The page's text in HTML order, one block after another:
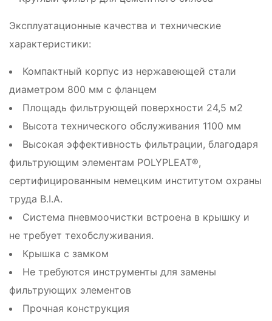
Эксплуатационные качества и технические
характеристики:
Компактный корпус из нержавеющей стали
диаметром 800 мм с фланцем
Площадь фильтрующей поверхности 24,5 м2
Высота технического обслуживания 1100 мм
Высокая эффективность фильтрации, благодаря
фильтрующим элементам POLYPLEAT®,
сертифицированным немецким институтом охраны
труда B.I.A.
Система пневмоочистки встроена в крышку и
не требует техобслуживания.
Крышка с замком
Не требуются инструменты для замены
фильтрующих элементов
Прочная конструкция